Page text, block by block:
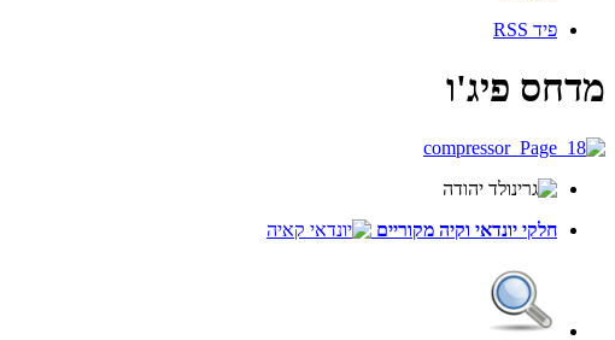
פיד RSS
מדחס פיג'ו
חלקי יונדאי וקיה מקוריים